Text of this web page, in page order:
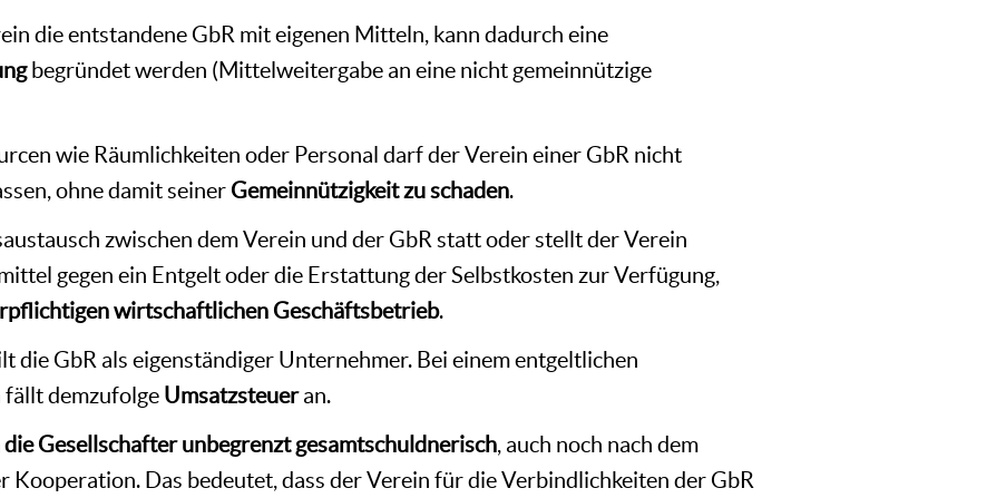
die entstandene GbR mit eigenen Mitteln, kann dadurch eine
begründet werden (Mittelweitergabe an eine nicht gemeinnützige
wie Räumlichkeiten oder Personal darf der Verein einer GbR nicht
ohne damit seiner Gemeinnützigkeit zu schaden.
zwischen dem Verein und der GbR statt oder stellt der Verein
gegen ein Entgelt oder die Erstattung der Selbstkosten zur Verfügung,
wirtschaftlichen Geschäftsbetrieb.
die GbR als eigenständiger Unternehmer. Bei einem entgeltlichen
fällt demzufolge Umsatzsteueran.
Gesellschafter unbegrenzt gesamtschuldnerisch, auch noch nach dem
Kooperation. Das bedeutet, dass der Verein für die Verbindlichkeiten der GbR